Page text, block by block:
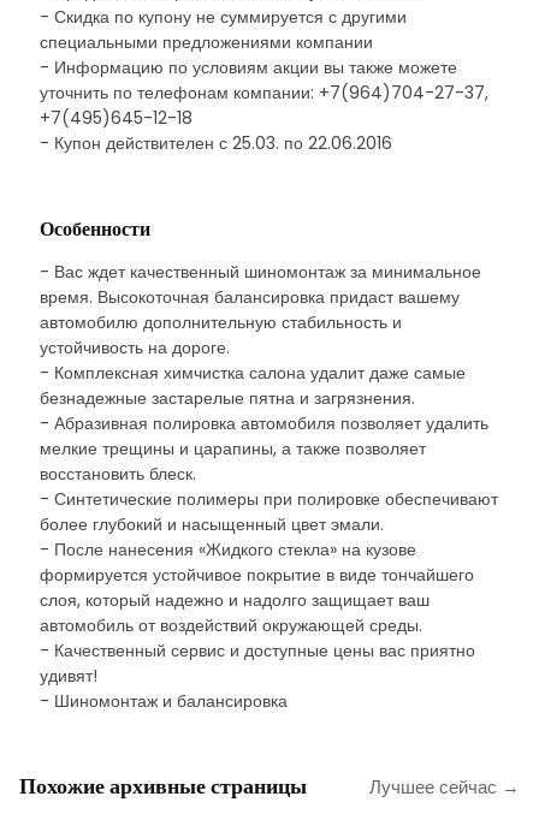
- Скидка по купону не суммируется с другими
специальными предложениями компании
- Информацию по условиям акции вы также можете
уточнить по телефонам компании: +7(964)704-27-37,
+7(495)645-12-18
- Купон действителен с 25.03. по 22.06.2016
Особенности
- Вас ждет качественный шиномонтаж за минимальное
время. Высокоточная балансировка придаст вашему
автомобилю дополнительную стабильность и
устойчивость на дороге.
- Комплексная химчистка салона удалит даже самые
безнадежные застарелые пятна и загрязнения.
- Абразивная полировка автомобиля позволяет удалить
мелкие трещины и царапины, а также позволяет
восстановить блеск.
- Синтетические полимеры при полировке обеспечивают
более глубокий и насыщенный цвет эмали.
- После нанесения «Жидкого стекла» на кузове
формируется устойчивое покрытие в виде тончайшего
слоя, который надежно и надолго защищает ваш
автомобиль от воздействий окружающей среды.
- Качественный сервис и доступные цены вас приятно
удивят!
- Шиномонтаж и балансировка
Похожие архивные страницы Лучшее сейчас →